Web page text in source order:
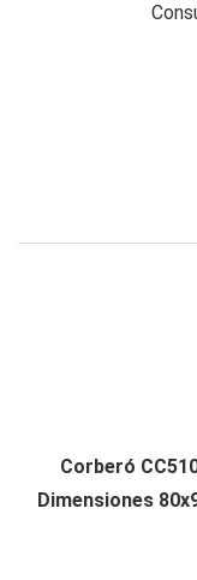
Corberó
Dimensiones